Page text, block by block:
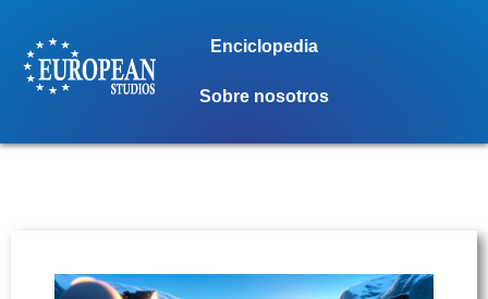
Enciclopedia
Sobre nosotros